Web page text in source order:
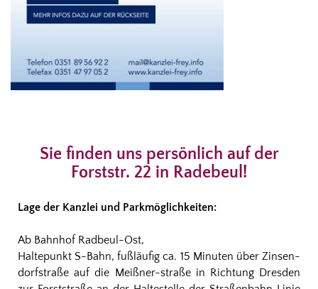
Sie finden uns persönlich auf der
Forststr. 22 in Radebeul!
Lage der Kanzlei und Parkmöglichkeiten:
Ab Bahnhof Radbeul-Ost,
Haltepunkt S-Bahn, fußläufig ca. 15 Minuten über Zinsen-
dorfstraße auf die Meißner-straße in Richtung Dresden